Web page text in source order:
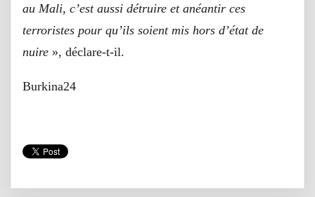
au Mali, c’est aussi détruire et anéantir ces
terroristes pour qu’ils soient mis hors d’état de
nuire », déclare-t-il.
Burkina24